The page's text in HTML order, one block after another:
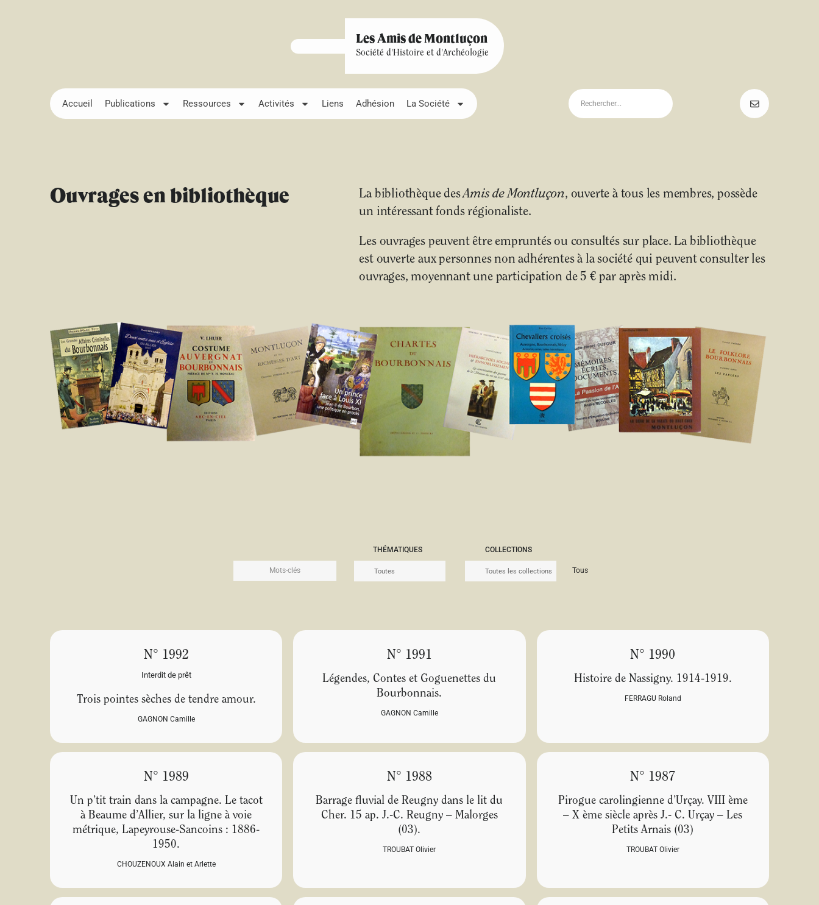
Les Amis de Montluçon
Société d'Histoire et d'Archéologie
Accueil Publications Ressources Activités Liens Adhésion La Société
Ouvrages en bibliothèque La bibliothèque desAmis de Montluçon, ouverte à tous les membres, possède
un intéressant fonds régionaliste.
Les ouvrages peuvent être empruntés ou consultés sur place. La bibliothèque
est ouverte aux personnes non adhérentes à la société qui peuvent consulter les
ouvrages, moyennant une participation de 5 € par après midi.
THÉMATIQUES COLLECTIONS
Tous
N° 1992
Interdit de prêt
Trois pointes sèches de tendre amour.
GAGNON Camille
N° 1991
Légendes, Contes et Goguenettes du
Bourbonnais.
GAGNON Camille
N° 1990
Histoire de Nassigny. 1914-1919.
FERRAGU Roland
N° 1989
Un p’tit train dans la campagne. Le tacot
à Beaume d’Allier, sur la ligne à voie
métrique, Lapeyrouse-Sancoins : 1886-
1950.
CHOUZENOUX Alain et Arlette
N° 1988
Barrage fluvial de Reugny dans le lit du
Cher. 15 ap. J.-C. Reugny – Malorges
(03).
TROUBAT Olivier
N° 1987
Pirogue carolingienne d’Urçay. VIII ème
– X ème siècle après J.- C. Urçay – Les
Petits Arnais (03)
TROUBAT Olivier